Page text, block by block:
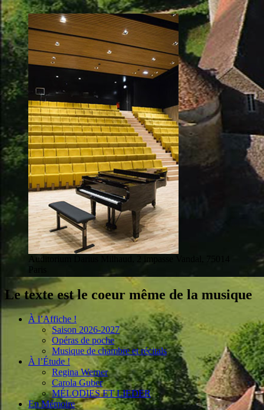
Auditorium Darius Milhaud, 2 impasse Vandal, 75014
Le texte est le coeur même de la musique
À l’Affiche !
Saison 2026-2027
Opéras de poche
Musique de chambre et récitals
À l’Étude !
Regina Werner
Carola Guber
MÉLODIES ET LIEDER
En Mémoire